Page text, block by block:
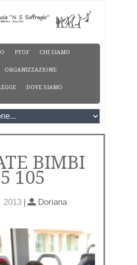
PTOF CHI SIAMO
ORGANIZZAZIONE
DOVE SIAMO
BIMBI
105
2013 |
Doriana